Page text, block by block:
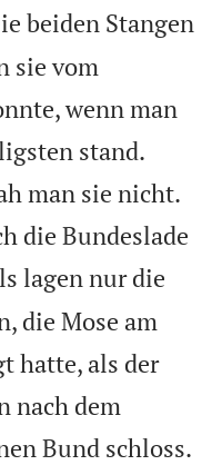
beiden Stangen
sie vom
wenn man
stand.
man sie nicht.
die Bundeslade
lagen nur die
die Mose am
hatte, als der
nach dem
Bund schloss.